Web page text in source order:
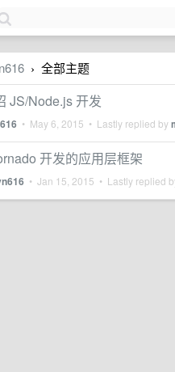
› 全部主题
JS/Node.js 开发
• May 6, 2015 • Lastly replied by
开发的应用层框架
• Jan 15, 2015 • Lastly replied